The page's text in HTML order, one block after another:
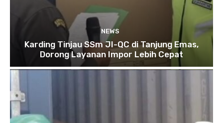
NEWS
Karding Tinjau SSm JI-QC di Tanjung Emas,
Dorong Layanan Impor Lebih Cepat